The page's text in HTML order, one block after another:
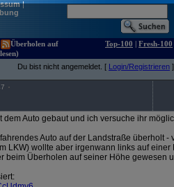
|
Überholen auf
Top-100 | Fresh-100
Du bist nicht angemeldet. [ Login/Registrieren ]
dem Auto gebaut und ich versuche ihr
Auto auf der Landstraße überholt -
LKW) wollte aber irgenwann links auf
beim Überholen auf seiner Höhe gewesen